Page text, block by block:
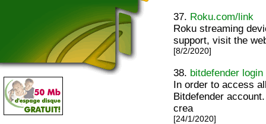
37. Roku.com/link
Roku streaming
support, visit the
[8/2/2020]
38. bitdefender login
In order to access
Bitdefender
crea
[24/1/2020]